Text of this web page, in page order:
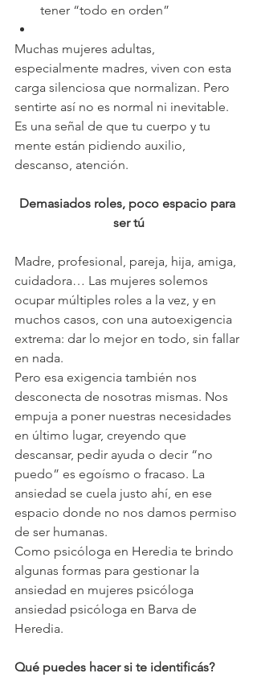
tener “todo en orden”
Muchas mujeres adultas,
especialmente madres, viven con esta
carga silenciosa que normalizan. Pero
sentirte así no es normal ni inevitable.
Es una señal de que tu cuerpo y tu
mente están pidiendo auxilio,
descanso, atención.
Demasiados roles, poco espacio para
ser tú
Madre, profesional, pareja, hija, amiga,
cuidadora… Las mujeres solemos
ocupar múltiples roles a la vez, y en
muchos casos, con una autoexigencia
extrema: dar lo mejor en todo, sin fallar
en nada.
Pero esa exigencia también nos
desconecta de nosotras mismas. Nos
empuja a poner nuestras necesidades
en último lugar, creyendo que
descansar, pedir ayuda o decir “no
puedo” es egoísmo o fracaso. La
ansiedad se cuela justo ahí, en ese
espacio donde no nos damos permiso
de ser humanas.
Como psicóloga en Heredia te brindo
algunas formas para gestionar la
ansiedad en mujeres psicóloga
ansiedad psicóloga en Barva de
Heredia.
Qué puedes hacer si te identificás?